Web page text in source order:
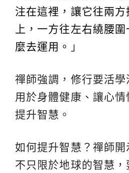
注在這裡，讓它往兩
上，一方往左右繞腰
麼去運用。
」
禪師強調，修行要活學
用於身體健康、讓心
提升智慧。
如何提升智慧？禪師
不只限於地球的智慧